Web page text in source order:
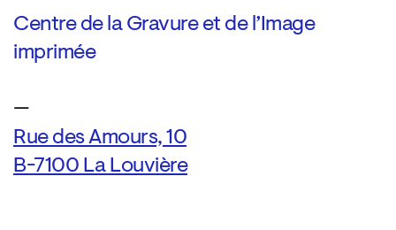
Centre de la Gravure et de l’Image
imprimée
—
Rue des Amours, 10
B-7100 La Louvière